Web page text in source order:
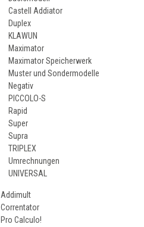
Castell Addiator
Duplex
KLAWUN
Maximator
Maximator Speicherwerk
Muster und Sondermodelle
Negativ
PICCOLO-S
Rapid
Super
Supra
TRIPLEX
Umrechnungen
UNIVERSAL
Addimult
Correntator
Pro Calculo!